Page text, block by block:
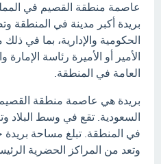
عاصمة منطقة القصيم في
بريدة أكبر مدينة في المنطقة
الحكومية والإدارية، بما في
الأمير أو الأميرة رئاسة
العامة في المنطقة.
بريدة هي عاصمة منطقة القصيم
السعودية. تقع في وسط البلاد
وتعد من المراكز الحضرية